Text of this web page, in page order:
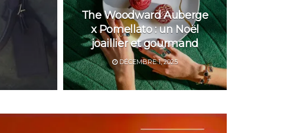
The Woodward Auberge
x Pomellato : un Noël
joaillier et gourmand
DÉCEMBRE 1, 2025